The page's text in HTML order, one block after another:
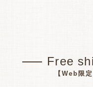
Free
【Web限